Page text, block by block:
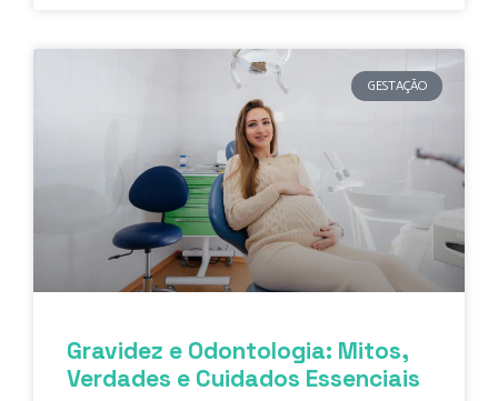
GESTAÇÃO
Gravidez e Odontologia: Mitos,
Verdades e Cuidados Essenciais